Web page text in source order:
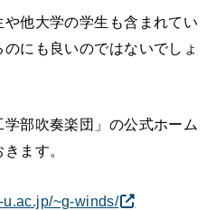
他大学の学生も含まれてい
にも良いのではないでしょ
部吹奏楽団」の公式ホーム
ます。
~g-winds/